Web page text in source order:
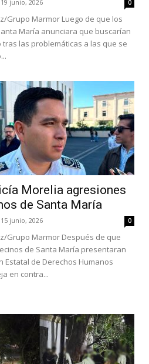
19 junio, 2026 0
Grupo Marmor Luego de que los
María anunciara que buscarían
las problemáticas a las que se
Morelia agresiones
de Santa María
15 junio, 2026 0
Grupo Marmor Después de que
de Santa María presentaran
Estatal de Derechos Humanos
en contra...